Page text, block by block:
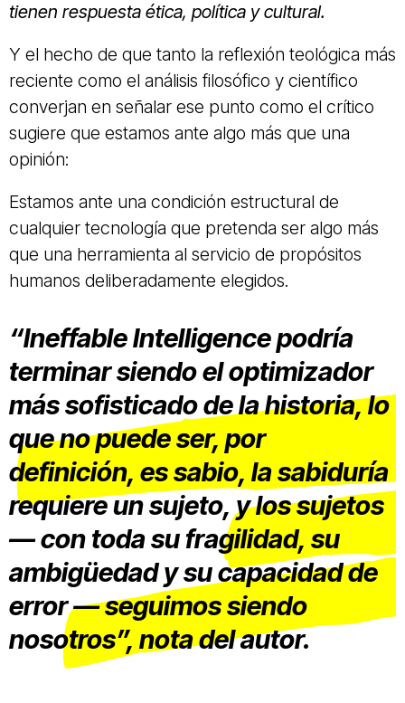
tienen respuesta ética, política y cultural.
Y el hecho de que tanto la reflexión teológica más
reciente como el análisis filosófico y científico
converjan en señalar ese punto como el crítico
sugiere que estamos ante algo más que una
opinión:
Estamos ante una condición estructural de
cualquier tecnología que pretenda ser algo más
que una herramienta al servicio de propósitos
humanos deliberadamente elegidos.
“Ineffable Intelligence podría
terminar siendo el optimizador
más sofisticado de la historia, lo
que no puede ser, por
definición, es sabio, la sabiduría
requiere un sujeto, y los sujetos
— con toda su fragilidad, su
ambigüedad y su capacidad de
error — seguimos siendo
nosotros”, nota del autor.